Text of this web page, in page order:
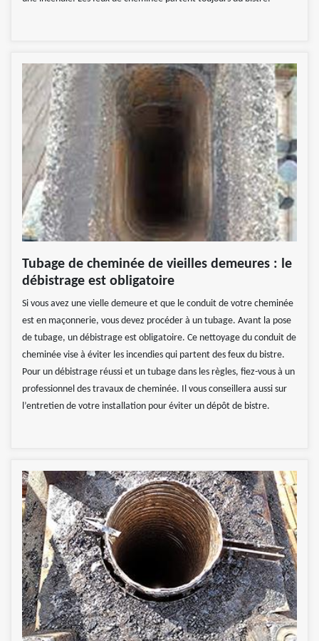
Tubage de cheminée de vieilles demeures : le
débistrage est obligatoire
Si vous avez une vielle demeure et que le conduit de votre cheminée
est en maçonnerie, vous devez procéder à un tubage. Avant la pose
de tubage, un débistrage est obligatoire. Ce nettoyage du conduit de
cheminée vise à éviter les incendies qui partent des feux du bistre.
Pour un débistrage réussi et un tubage dans les règles, fiez-vous à un
professionnel des travaux de cheminée. Il vous conseillera aussi sur
l’entretien de votre installation pour éviter un dépôt de bistre.